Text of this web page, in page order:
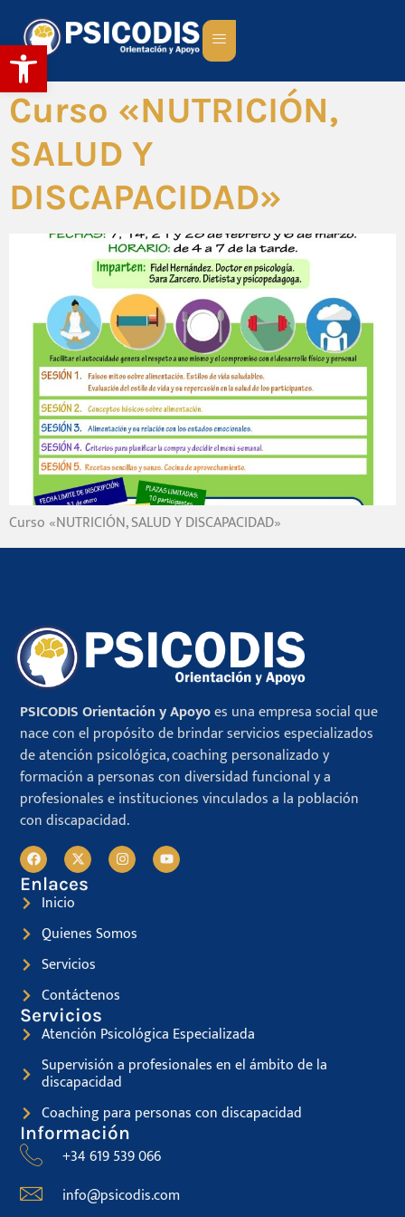
Abrir barra de herramientas
Curso «NUTRICIÓN,
SALUD Y
DISCAPACIDAD»
Curso «NUTRICIÓN, SALUD Y DISCAPACIDAD»
PSICODIS Orientación y Apoyoes una empresa social que
nace con el propósito de brindar servicios especializados
de atención psicológica, coaching personalizado y
formación a personas con diversidad funcional y a
profesionales e instituciones vinculados a la población
con discapacidad.
Enlaces
Inicio
Quienes Somos
Servicios
Contáctenos
Servicios
Atención Psicológica Especializada
Supervisión a profesionales en el ámbito de la
discapacidad
Coaching para personas con discapacidad
Información
+34 619 539 066
info@psicodis.com